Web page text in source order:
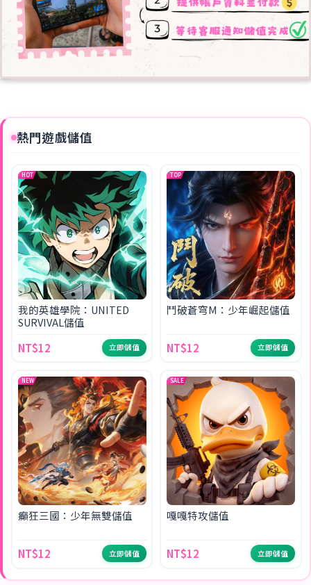
熱門遊戲儲值
HOT
我的英雄學院：UNITED
SURVIVAL儲值
NT$12
立即儲值
TOP
鬥破蒼穹M：少年崛起儲值
NT$12 立即儲值
NEW
癲狂三國：少年無雙儲值
NT$12 立即儲值
SALE
嘎嘎特攻儲值
NT$12 立即儲值